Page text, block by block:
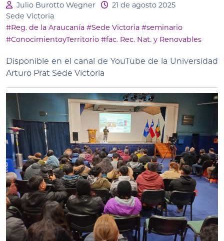
Julio Burotto Wegner
21 de agosto 2025
Sede Victoria
#Reg. de la Araucanía #Sede Victoria #seminario
#ConocimientoyTerritorio #fac. Rec. Nat. y Renovables
Disponible en el canal de YouTube de la Universidad
Arturo Prat Sede Victoria